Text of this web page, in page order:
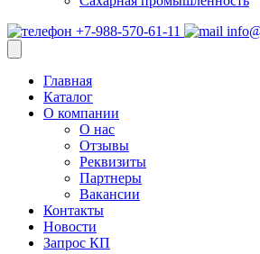
+7-988-570-61-11
Главная
Каталог
О компании
О нас
Отзывы
Реквизиты
Партнеры
Вакансии
Контакты
Новости
Запрос КП